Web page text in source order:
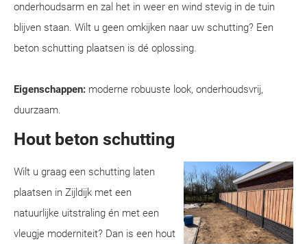
onderhoudsarm en zal het in weer en wind stevig in de tuin
blijven staan. Wilt u geen omkijken naar uw schutting? Een
beton schutting plaatsen is dé oplossing.
Eigenschappen: moderne robuuste look, onderhoudsvrij,
duurzaam.
Hout beton schutting
Wilt u graag een schutting laten
plaatsen in Zijldijk met een
natuurlijke uitstraling én met een
vleugje moderniteit? Dan is een hout